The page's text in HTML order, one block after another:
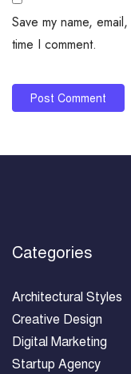
Save my name,
time I comment.
Categories
Architectural Styles
Creative Design
Digital Marketing
Startup Agency